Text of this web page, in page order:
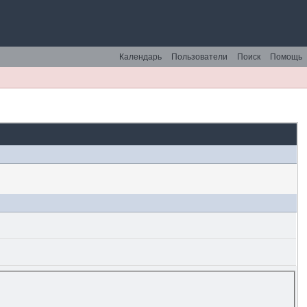
Помощь
Поиск
Пользователи
Календарь